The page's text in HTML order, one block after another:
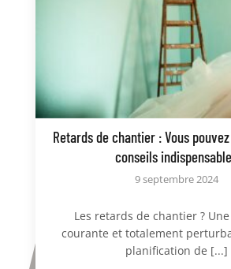
Retards de chantier : Vous
conseils
9 septembre 2024
Les retards de chantier ?
courante et totalement
planification de [...]